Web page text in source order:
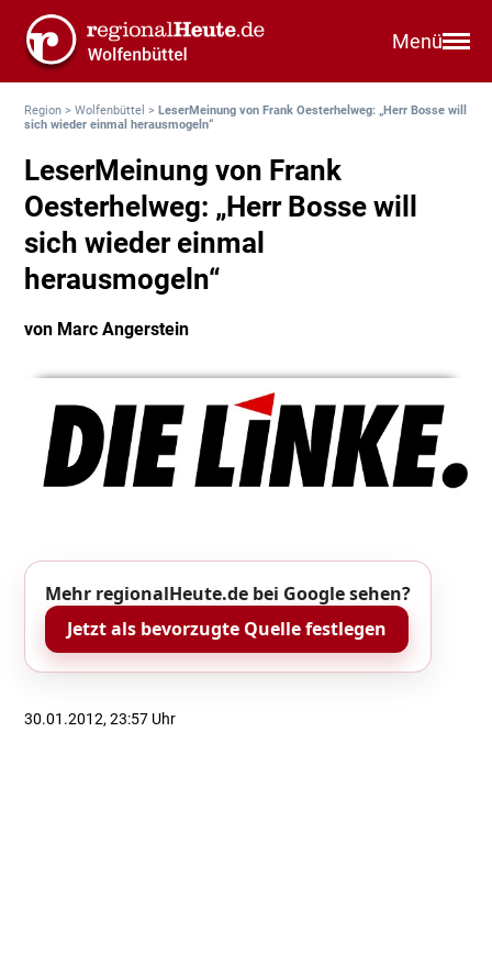
Menü
Region >Wolfenbüttel >LeserMeinung von Frank Oesterhelweg: „Herr Bosse will
sich wieder einmal herausmogeln“
LeserMeinung von Frank
Oesterhelweg: „Herr Bosse will
sich wieder einmal
herausmogeln“
von Marc Angerstein
Mehr regionalHeute.de bei Google sehen?
Jetzt als bevorzugte Quelle festlegen
30.01.2012, 23:57 Uhr